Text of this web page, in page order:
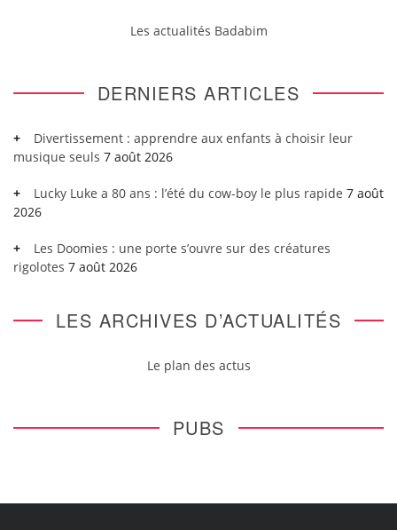
Les actualités Badabim
DERNIERS ARTICLES
Divertissement : apprendre aux enfants à choisir leur
musique seuls 7 août 2026
Lucky Luke a 80 ans : l’été du cow-boy le plus rapide 7 août
2026
Les Doomies : une porte s’ouvre sur des créatures
rigolotes 7 août 2026
LES ARCHIVES D’ACTUALITÉS
Le plan des actus
PUBS